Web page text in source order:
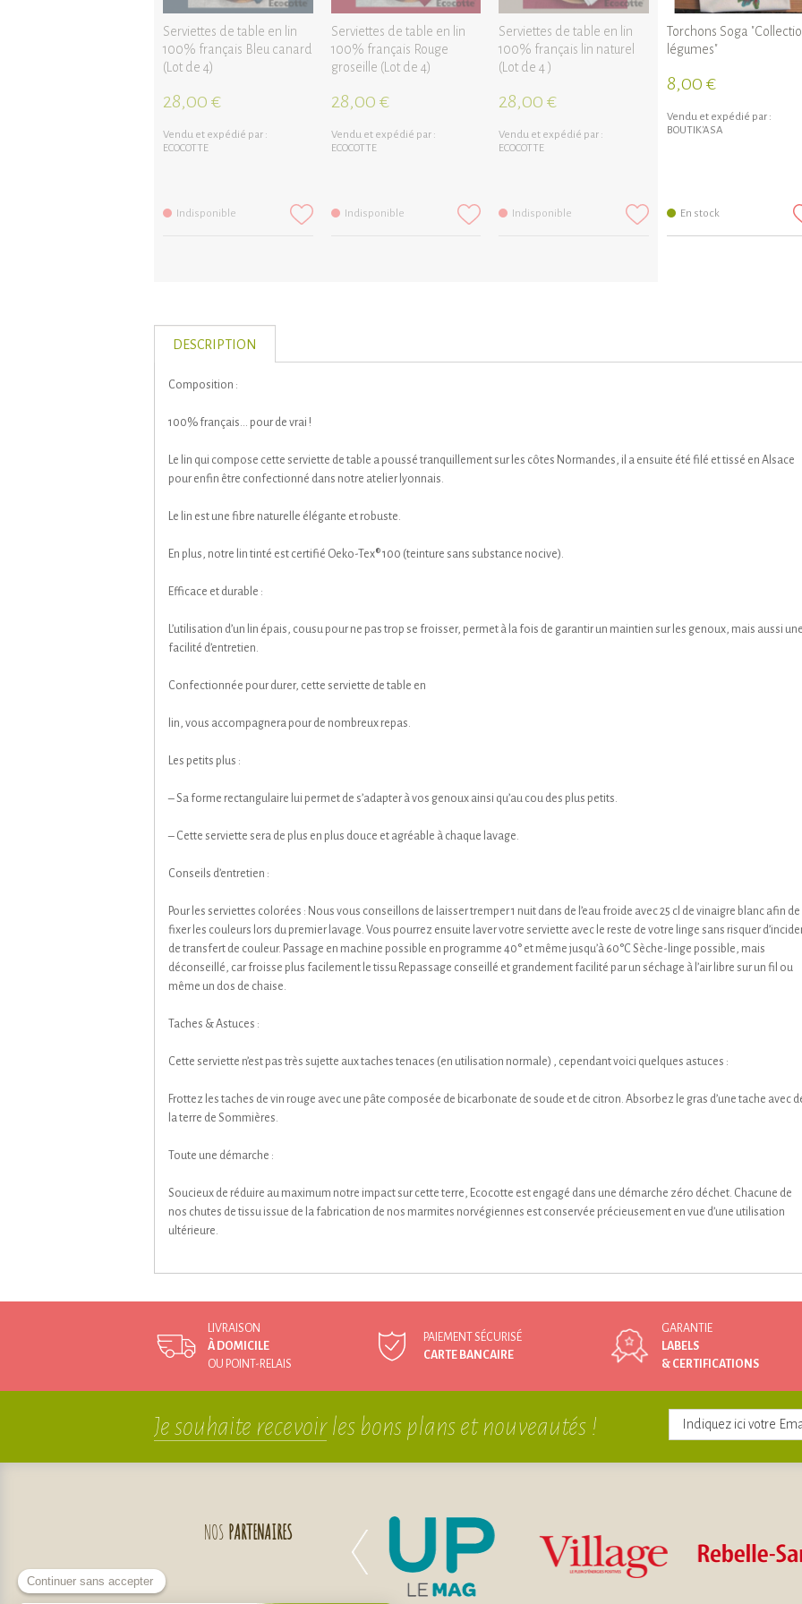
Serviettes de table en lin
100% français Bleu canard
(Lot de 4)
28,00 €
Vendu et expédié par :
ECOCOTTE
Indisponible
Serviettes de table en lin
100% français Rouge
groseille (Lot de 4)
28,00 €
Vendu et expédié par :
ECOCOTTE
Indisponible
Serviettes de table en lin
100% français lin naturel
(Lot de 4 )
28,00 €
Vendu et expédié par :
ECOCOTTE
Indisponible
Torchons Soga
légumes"
8,00 €
Vendu et expédié par :
BOUTIK'ASA
En stock
DESCRIPTION
Composition :
100% français… pour de vrai !
Le lin qui compose cette serviette de table a poussé tranquillement sur les côtes Normandes, il a ensuite été filé et tissé en Alsace
pour enfin être confectionné dans notre atelier lyonnais.
Le lin est une fibre naturelle élégante et robuste.
En plus, notre lin tinté est certifié Oeko-Tex® 100 (teinture sans substance nocive).
Efficace et durable :
L’utilisation d’un lin épais, cousu pour ne pas trop se froisser, permet à la fois de garantir un maintien sur les genoux, mais aussi
facilité d’entretien.
Confectionnée pour durer, cette serviette de table en
lin, vous accompagnera pour de nombreux repas.
Les petits plus :
– Sa forme rectangulaire lui permet de s’adapter à vos genoux ainsi qu’au cou des plus petits.
– Cette serviette sera de plus en plus douce et agréable à chaque lavage.
Conseils d’entretien :
Pour les serviettes colorées : Nous vous conseillons de laisser tremper 1 nuit dans de l’eau froide avec 25 cl de vinaigre blanc afin de
fixer les couleurs lors du premier lavage. Vous pourrez ensuite laver votre serviette avec le reste de votre linge sans risquer
de transfert de couleur. Passage en machine possible en programme 40° et même jusqu’à 60°C Sèche-linge possible, mais
déconseillé, car froisse plus facilement le tissu Repassage conseillé et grandement facilité par un séchage à l’air libre sur un fil ou
même un dos de chaise.
Taches & Astuces :
Cette serviette n’est pas très sujette aux taches tenaces (en utilisation normale) , cependant voici quelques astuces :
Frottez les taches de vin rouge avec une pâte composée de bicarbonate de soude et de citron. Absorbez le gras d’une tache avec
la terre de Sommières.
Toute une démarche :
Soucieux de réduire au maximum notre impact sur cette terre, Ecocotte est engagé dans une démarche zéro déchet. Chacune de
nos chutes de tissu issue de la fabrication de nos marmites norvégiennes est conservée précieusement en vue d’une utilisation
ultérieure.
LIVRAISON
À DOMICILE
OU POINT-RELAIS
PAIEMENT SÉCURISÉ
CARTE BANCAIRE
GARANTIE
LABELS
& CERTIFICATIONS
Je souhaite recevoirles bons plans et nouveautés !
NOS PARTENAIRES